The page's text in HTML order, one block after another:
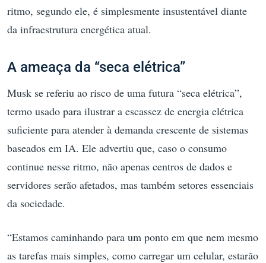
ritmo, segundo ele, é simplesmente insustentável diante
da infraestrutura energética atual.
A ameaça da “seca elétrica”
Musk se referiu ao risco de uma futura “seca elétrica”,
termo usado para ilustrar a escassez de energia elétrica
suficiente para atender à demanda crescente de sistemas
baseados em IA. Ele advertiu que, caso o consumo
continue nesse ritmo, não apenas centros de dados e
servidores serão afetados, mas também setores essenciais
da sociedade.
“Estamos caminhando para um ponto em que nem mesmo
as tarefas mais simples, como carregar um celular, estarão